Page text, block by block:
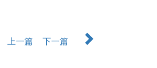
上一篇
下一篇